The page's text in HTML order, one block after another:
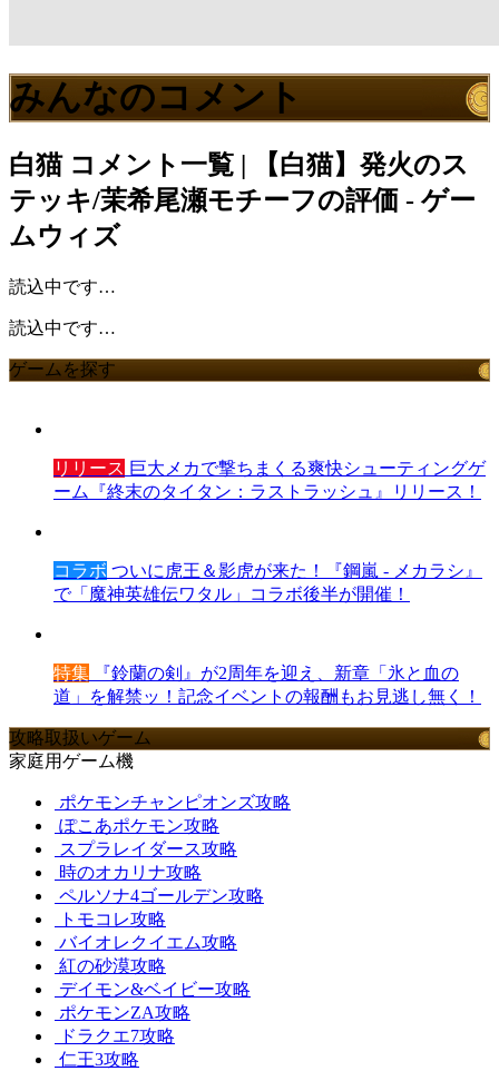
みんなのコメント
白猫 コメント一覧 | 【白猫】発火のス
テッキ/茉希尾瀬モチーフの評価 - ゲー
ムウィズ
読込中です…
読込中です…
ゲームを探す
リリース 巨大メカで撃ちまくる爽快シューティングゲ
ーム『終末のタイタン：ラストラッシュ』リリース！
コラボ ついに虎王＆影虎が来た！『鋼嵐 - メカラシ』
で「魔神英雄伝ワタル」コラボ後半が開催！
特集 『鈴蘭の剣』が2周年を迎え、新章「氷と血の
道」を解禁ッ！記念イベントの報酬もお見逃し無く！
攻略取扱いゲーム
家庭用ゲーム機
ポケモンチャンピオンズ攻略
ぽこあポケモン攻略
スプラレイダース攻略
時のオカリナ攻略
ペルソナ4ゴールデン攻略
トモコレ攻略
バイオレクイエム攻略
紅の砂漠攻略
デイモン&ベイビー攻略
ポケモンZA攻略
ドラクエ7攻略
仁王3攻略